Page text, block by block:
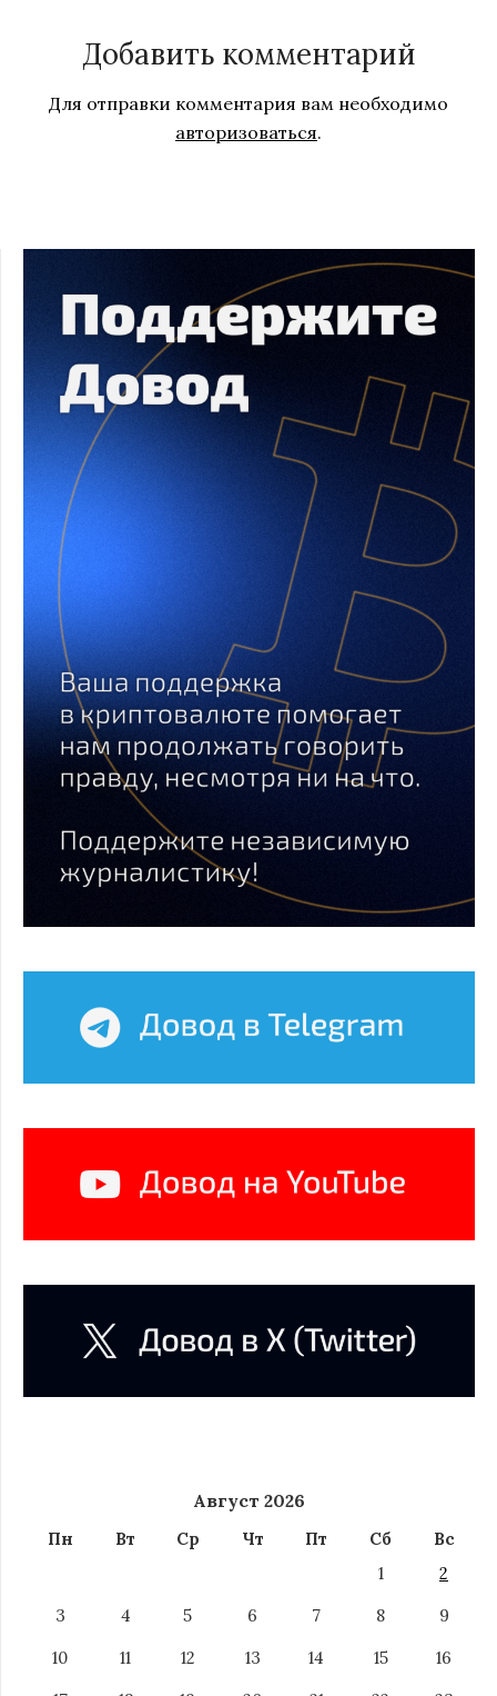
Добавить комментарий
Для отправки комментария вам необходимо
авторизоваться.
Август 2026
Пн Вт Ср Чт Пт Сб
Вс
1
2
3
4 5 6 7 8
9
10
11 12 13 14 15
16